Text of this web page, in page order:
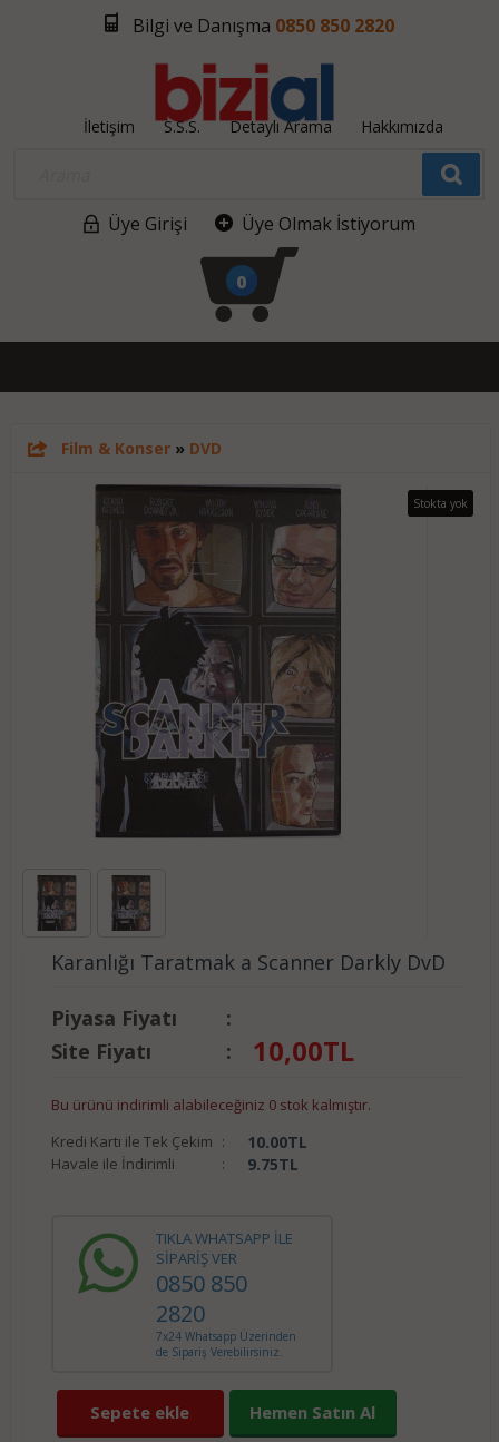
Bilgi ve Danışma 0850 850 2820
İletişim S.S.S. Detaylı Arama Hakkımızda
Üye Girişi Üye Olmak İstiyorum
0
Film & Konser» DVD
Stokta yok
Karanlığı Taratmak a Scanner Darkly DvD
Piyasa Fiyatı
:
Site Fiyatı
: 10,00TL
Bu ürünü indirimli alabileceğiniz 0 stok kalmıştır.
Kredi Kartı ile Tek Çekim : 10.00TL
Havale ile İndirimli : 9.75TL
TIKLA WHATSAPP İLE
SİPARİŞ VER
0850 850
2820
7x24 Whatsapp Üzerinden
de Sipariş Verebilirsiniz.
Sepete ekle Hemen Satın Al